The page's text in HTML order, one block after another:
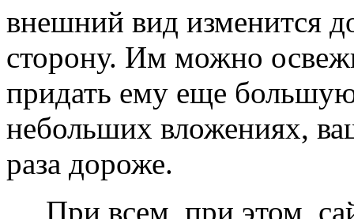
внешний вид изменится
сторону. Им можно
придать ему еще
небольших вложениях,
раза дороже.
При всем, при этом,